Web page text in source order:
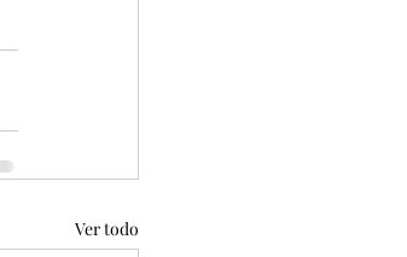
Ver todo